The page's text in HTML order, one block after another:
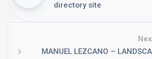
directory site
MANUEL LEZCANO –